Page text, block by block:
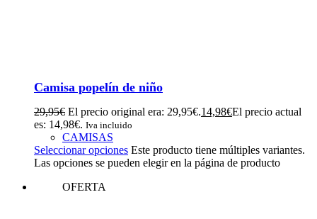
Camisa popelín de niño
29,95€ El precio original era: 29,95€.14,98€El precio actual
es: 14,98€. Iva incluido
CAMISAS
Seleccionar opciones Este producto tiene múltiples variantes.
Las opciones se pueden elegir en la página de producto
OFERTA